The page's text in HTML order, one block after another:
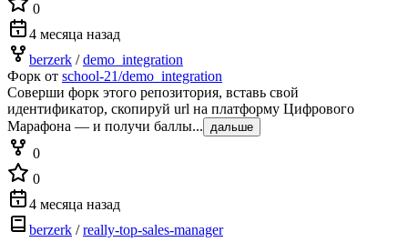
0
4 месяца назад
berzerk /demo_integration
Форк от school-21/demo_integration
Соверши форк этого репозитория, вставь свой
идентификатор, скопируй url на платформу Цифрового
Марафона — и получи баллы... дальше
0
0
4 месяца назад
berzerk /really-top-sales-manager